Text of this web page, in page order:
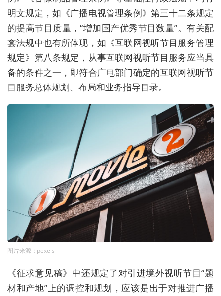
明文规定，如《广播电视管理条例》第三十二条规定
的提高节目质量，“增加国产优秀节目数量”。有关配
套法规中也有所体现，如《互联网视听节目服务管理
规定》第八条规定，从事互联网视听节目服务应当具
备的条件之一，即符合广电部门确定的互联网视听节
目服务总体规划、布局和业务指导目录。
图片来源：pexels
《征求意见稿》中还规定了对引进境外视听节目“题
材和产地”上的调控和规划，应该是出于对推进广播